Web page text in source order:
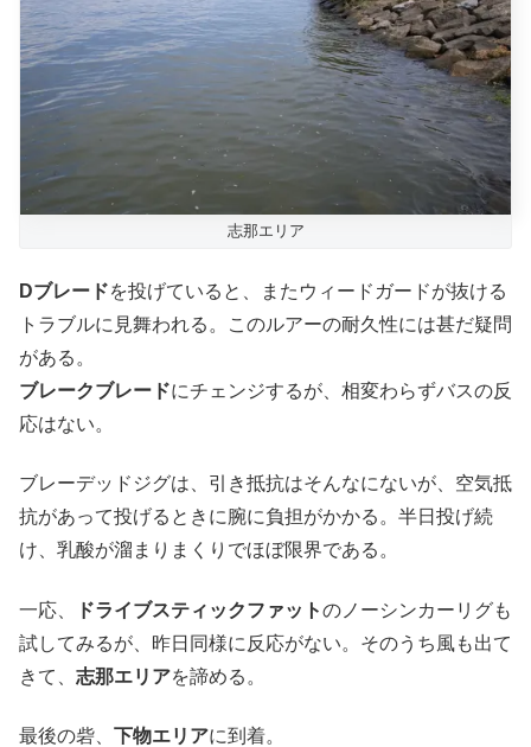
志那エリア
Dブレードを投げていると、またウィードガードが抜ける
トラブルに見舞われる。このルアーの耐久性には甚だ疑問
がある。
ブレークブレードにチェンジするが、相変わらずバスの反
応はない。
ブレーデッドジグは、引き抵抗はそんなにないが、空気抵
抗があって投げるときに腕に負担がかかる。半日投げ続
け、乳酸が溜まりまくりでほぼ限界である。
一応、 ドライブスティックファットのノーシンカーリグも
試してみるが、昨日同様に反応がない。そのうち風も出て
きて、 志那エリアを諦める。
最後の砦、 下物エリアに到着。